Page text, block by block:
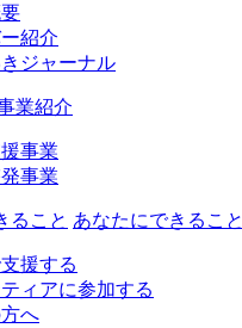
紹介
ジャーナル
業紹介
事業
事業
ること あなたにできること
援する
ィアに参加する
へ